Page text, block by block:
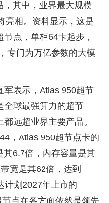
，其中，业界最大规模
亮相。资料显示，这是
点，单柜64卡起步，
专门为万亿参数的大模
军表示，Atlas 950超节
全球最强算力的超节
远超业界主要产品。
，Atlas 950超节点卡的
其6.7倍，内存容量是其
宽是其62倍，达到
计划2027年上市的
点在各方面依然是领先